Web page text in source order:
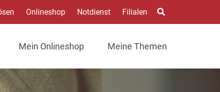
Onlineshop Notdienst Filialen
Mein Onlineshop Meine Themen